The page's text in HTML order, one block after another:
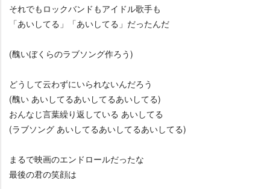
それでもロックバンドもアイドル歌手も
「あいしてる」「あいしてる」だったんだ
(醜いぼくらのラブソング作ろう)
どうして云わずにいられないんだろう
(醜い あいしてるあいしてるあいしてる)
おんなじ言葉繰り返している あいしてる
(ラブソング あいしてるあいしてるあいしてる)
まるで映画のエンドロールだったな
最後の君の笑顔は